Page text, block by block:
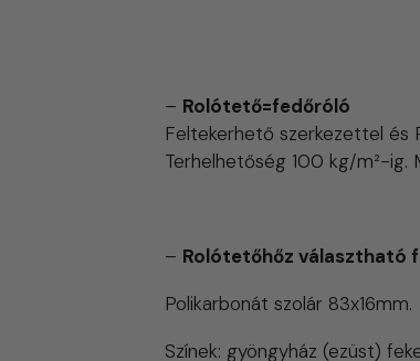
– Rolótető=fedőróló
Feltekerhető szerkezettel és
Terhelhetőség 100 kg/m²-ig.
– Rolótetőhőz választható
Polikarbonát szolár 83x16mm.
Színek: gyöngyház (ezüst)